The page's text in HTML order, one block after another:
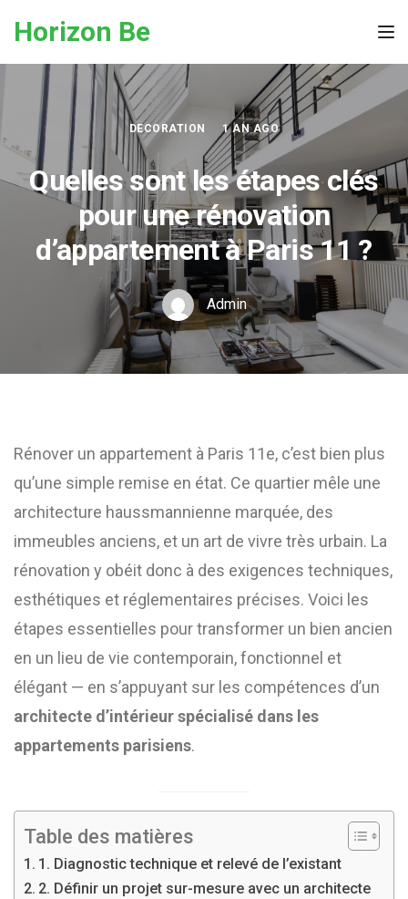
Horizon Be
DECORATION 1 AN AGO
Quelles sont les étapes clés
pour une rénovation
d’appartement à Paris 11 ?
Admin
Rénover un appartement à Paris 11e, c’est bien plus
qu’une simple remise en état. Ce quartier mêle une
architecture haussmannienne marquée, des
immeubles anciens, et un art de vivre très urbain. La
rénovation y obéit donc à des exigences techniques,
esthétiques et réglementaires précises. Voici les
étapes essentielles pour transformer un bien ancien
en un lieu de vie contemporain, fonctionnel et
élégant — en s’appuyant sur les compétences d’un
architecte d’intérieur spécialisé dans les
appartements parisiens.
Table des matières
1. Diagnostic technique et relevé de l’existant
2. Définir un projet sur-mesure avec un architecte